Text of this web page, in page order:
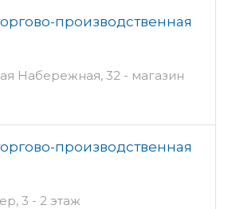
производственная
Набережная, 32 - магазин
производственная
3 - 2 этаж